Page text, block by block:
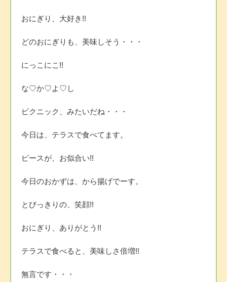
おにぎり、大好き!!
どのおにぎりも、美味しそう・・・
にっこにこ!!
な♡か♡よ♡し
ピクニック、みたいだね・・・
今日は、テラスで食べてます。
ピースが、お似合い!!
今日のおかずは、から揚げでーす。
とびっきりの、笑顔!!
おにぎり、ありがとう!!
テラスで食べると、美味しさ倍増!!
無言です・・・